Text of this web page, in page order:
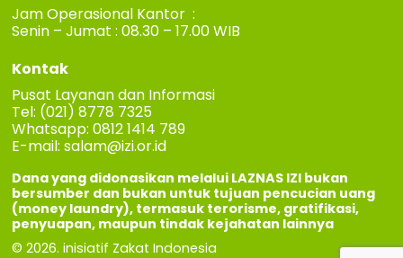
Jam Operasional Kantor :
Senin – Jumat : 08.30 – 17.00 WIB
Kontak
Pusat Layanan dan Informasi
Tel: (021) 8778 7325
Whatsapp: 0812 1414 789
E-mail:salam@izi.or.id
Dana yang didonasikan melalui LAZNAS IZI bukan
bersumber dan bukan untuk tujuan pencucian uang
(money laundry), termasuk terorisme, gratifikasi,
penyuapan, maupun tindak kejahatan lainnya
© 2026. inisiatif Zakat Indonesia